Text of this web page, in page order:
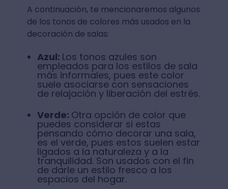
A continuación, te mencionaremos algunos
de los tonos de colores más usados en la
decoración de salas:
Azul: Los tonos azules son
empleados para los estilos de sala
más informales, pues este color
suele asociarse con sensaciones
de relajación y liberación del estrés.
Verde: Otra opción de color que
puedes considerar si estas
pensando cómo decorar una sala,
es el verde, pues estos suelen estar
ligados a la naturaleza y a la
tranquilidad. Son usados con el fin
de darle un estilo fresco a los
espacios del hogar.